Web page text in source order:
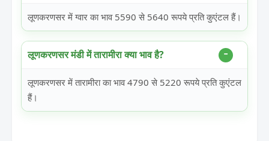
लूणकरणसर में ग्वार का भाव 5590 से 5640 रूपये प्रति कुएंटल हैं।
लूणकरणसर मंडी में तारामीरा क्या भाव है?
लूणकरणसर में तारामीरा का भाव 4790 से 5220 रूपये प्रति कुएंटल
हैं।